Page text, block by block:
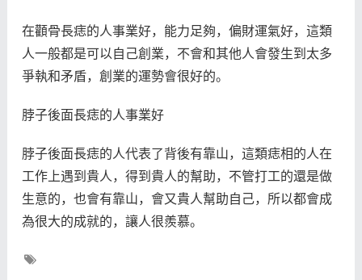
在顴骨長痣的人事業好，能力足夠，偏財運氣好，這類
人一般都是可以自己創業，不會和其他人會發生到太多
爭執和矛盾，創業的運勢會很好的。
脖子後面長痣的人事業好
脖子後面長痣的人代表了背後有靠山，這類痣相的人在
工作上遇到貴人，得到貴人的幫助，不管打工的還是做
生意的，也會有靠山，會又貴人幫助自己，所以都會成
為很大的成就的，讓人很羨慕。